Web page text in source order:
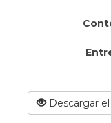
Descargar el